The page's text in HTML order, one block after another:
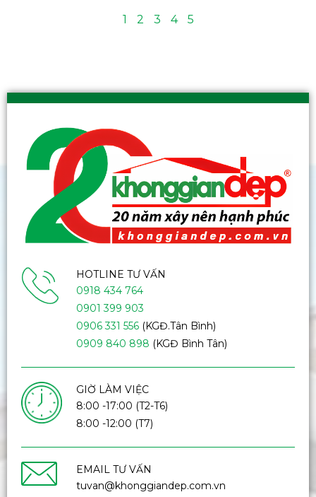
1 2 3 4 5
HOTLINE TƯ VẤN
0918 434 764
0901 399 903
0906 331 556(KGĐ.Tân Bình)
0909 840 898 (KGĐ Bình Tân)
GIỜ LÀM VIỆC
8:00 -17:00 (T2-T6)
8:00 -12:00 (T7)
EMAIL TƯ VẤN
tuvan@khonggiandep.com.vn